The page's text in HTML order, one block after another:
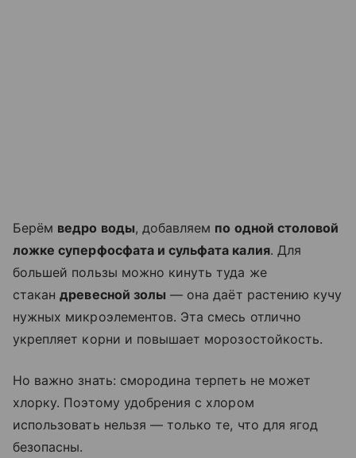
Берём ведро воды, добавляем по одной столовой
ложке суперфосфата и сульфата калия. Для
большей пользы можно кинуть туда же
стакандревесной золы — она даёт растению кучу
нужных микроэлементов. Эта смесь отлично
укрепляет корни и повышает морозостойкость.
Но важно знать: смородина терпеть не может
хлорку. Поэтому удобрения с хлором
использовать нельзя — только те, что для ягод
безопасны.